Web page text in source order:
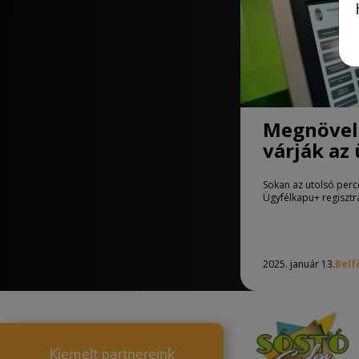
várják az
Sokan az utolsó
Ügyfélkapu+
2025. január 13.
Kiemelt partnereink